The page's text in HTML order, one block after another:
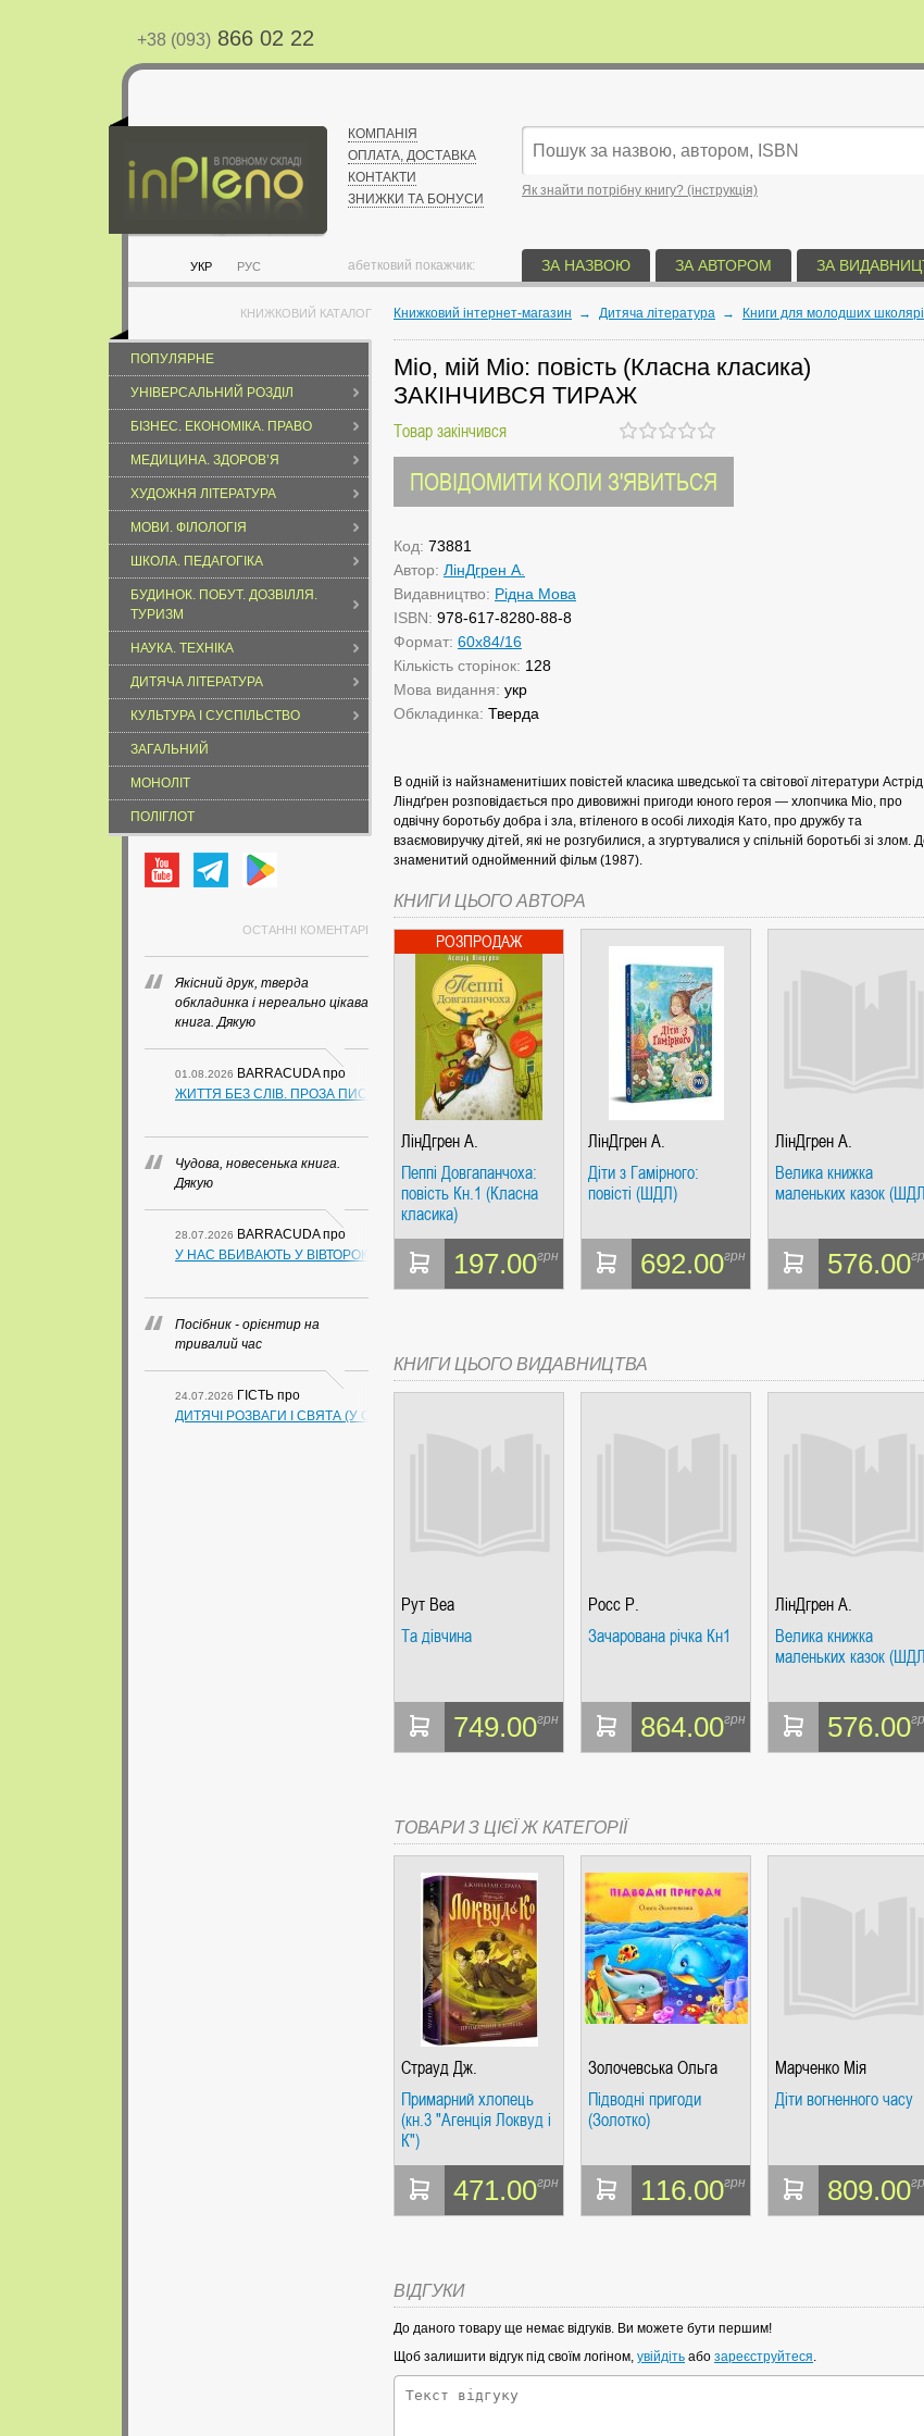
+38 (093) 866 02 22
УКР РУС
КОМПАНІЯ
ОПЛАТА, ДОСТАВКА
КОНТАКТИ
ЗНИЖКИ ТА БОНУСИ
Як знайти потрібну книгу? (інструкція)
абетковий покажчик: ЗА НАЗВОЮ ЗА АВТОРОМ ЗА
КНИЖКОВИЙ КАТАЛОГ
ПОПУЛЯРНЕ
УНІВЕРСАЛЬНИЙ РОЗДІЛ
БІЗНЕС. ЕКОНОМІКА. ПРАВО
МЕДИЦИНА. ЗДОРОВ’Я
ХУДОЖНЯ ЛІТЕРАТУРА
МОВИ. ФІЛОЛОГІЯ
ШКОЛА. ПЕДАГОГІКА
БУДИНОК. ПОБУТ. ДОЗВІЛЛЯ.
ТУРИЗМ
НАУКА. ТЕХНІКА
ДИТЯЧА ЛІТЕРАТУРА
КУЛЬТУРА І СУСПІЛЬСТВО
ЗАГАЛЬНИЙ
МОНОЛІТ
ПОЛІГЛОТ
ОСТАННІ КОМЕНТАРІ
Якісний друк, тверда
обкладинка і нереально цікава
книга. Дякую
01.08.2026 BARRACUDAпро
ЖИТТЯ БЕЗ СЛІВ. ПРОЗА ПИСЬМЕННИКІВ ІЗ ГУАНСІ. ГІПЕРІОН
Чудова, новесенька книга.
Дякую
28.07.2026 BARRACUDAпро
У НАС ВБИВАЮТЬ У ВІВТОРОК. СЛАПОВСЬКИЙ О.І. ЧАС
Посібник - орієнтир на
тривалий час
24.07.2026 ГІСТЬ про
ДИТЯЧІ РОЗВАГИ І СВЯТА (У СХЕМАХ, ТАБЛИЦЯХ, ВИЗНАЧЕННЯХ, СЦЕНАРІЯХ). АНТОНІНА ШЕВЧУК. МАНДРІВЕЦЬ
Книжковий інтернет-магазин → Дитяча література → Книги для молодших
Міо, мій Міо: повість (Класна класика)
ЗАКІНЧИВСЯ ТИРАЖ
Товар закінчився
ПОВІДОМИТИ КОЛИ З'ЯВИТЬСЯ
Код: 73881
Автор: ЛінДгрен А.
Видавництво: Рідна Мова
ISBN: 978-617-8280-88-8
Формат: 60х84/16
Кількість сторінок: 128
Мова видання: укр
Обкладинка: Тверда
В одній із найзнаменитіших повістей класика шведської та світової літератури Астрід
Ліндґрен розповідається про дивовижні пригоди юного героя — хлопчика Міо, про
одвічну боротьбу добра і зла, втіленого в особі лиходія Като, про дружбу та
взаємовиручку дітей, які не розгубилися, а згуртувалися у спільній боротьбі зі
знаменитий однойменний фільм (1987).
КНИГИ ЦЬОГО АВТОРА
ЛінДгрен А.
Пеппі Довгапанчоха:
повість Кн.1 (Класна
класика)
197.00грн
ЛінДгрен А.
Діти з Гамірного:
повісті (ШДЛ)
692.00грн
ЛінДгрен А.
Велика книжка
маленьких казок
576.00
КНИГИ ЦЬОГО ВИДАВНИЦТВА
Рут Веа
Та дівчина
749.00грн
Росс Р.
Зачарована річка Кн1
864.00грн
ЛінДгрен А.
Велика книжка
маленьких казок
576.00
ТОВАРИ З ЦІЄЇ Ж КАТЕГОРІЇ
Страуд Дж.
Примарний хлопець
(кн.3 "Агенція Локвуд і
К")
471.00грн
Золочевська Ольга
Підводні пригоди
(Золотко)
116.00грн
Марченко Мія
Діти вогненного часу
809.00
ВІДГУКИ
До даного товару ще немає відгуків. Ви можете бути першим!
Щоб залишити відгук під своїм логіном, увійдіть або зареєструйтеся.